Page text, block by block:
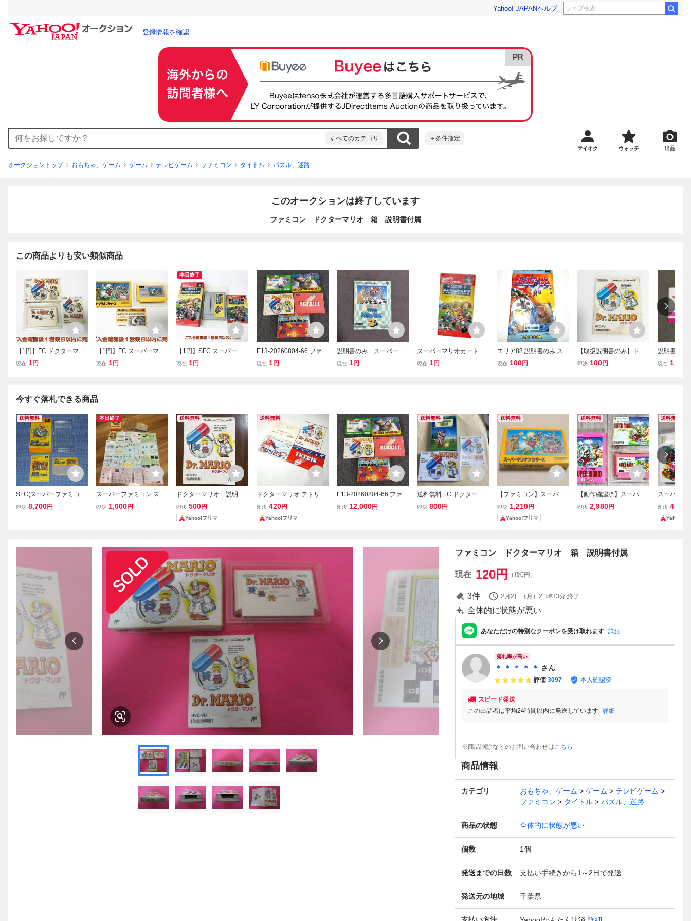
Yahoo! JAPANヘルプ
登録情報を確認
すべてのカテゴリ ＋条件指定
マイオク ウォッチ 出品
オークショントップ おもちゃ、ゲーム ゲーム テレビゲーム ファミコン タイトル パズル、迷路
このオークションは終了しています
ファミコン ドクターマリオ 箱 説明書付属
この商品よりも安い類似商品
【1円】FC ドクターマリ
オ ゲームソフト 箱/説明
現在 1円
【1円】FC スーパーマリ
オブラザーズ ファミリー
現在 1円
本日終了
【1円】SFC スーパーマ
リオカート ゲームソフト
現在 1円
E13-20260804-66 ファミ
コン ソフト 5本セット
現在 1円
説明書のみ スーパーマ
リオブラザーズ3 ファミ
現在 1円
スーパーマリオカート 箱
説明書つき スーファミ ス
現在 1円
エリア88 説明書のみ スー
パーファミコン SFC CAP
現在 100円
【取扱説明書のみ】ドク
ターマリオ 取扱説明書の
即決 100円
説明書の
ンド ファ
現在 1
今すぐ落札できる商品
送料無料
SFC(スーパーファミコン)
ソフト スーパーマリオワ
即決 8,700円
本日終了
スーパーファミコン スー
パーマリオコレクション
即決 1,000円
送料無料
ドクターマリオ 説明書
のみ ファミコン
即決 500円
Yahoo!フリマ
送料無料
ドクターマリオ テトリス
超人ウルトラベースボー
ル 説明書のみ マリオ フ
ァミコン FC 【同梱割
即決 420円
Yahoo!フリマ
E13-20260804-66 ファミ
コン ソフト 5本セット
即決 12,000円
送料無料
送料無料 FC ドクターマ
リオ 箱 説明書 マリオオ
即決 800円
送料無料
【ファミコン】スーパー
マリオブラザーズ 箱付き
※説明書なし
即決 1,210円
Yahoo!フリマ
送料無料
【動作確認済】スーパー
マリオUSA 箱・説明書・
即決 2,980円
送料無料
スーパーマ
パーファミ
説明書
即決 4,480
Yahoo!フ
ファミコン ドクターマリオ 箱 説明書付属
現在 120円 （税0円）
3件 2月2日（月）21時33分 終了
全体的に状態が悪い
あなただけの特別なクーポンを受け取れます 詳細
落札率が高い
＊ ＊ ＊ ＊ ＊ さん
評価 3097 本人確認済
スピード発送
この出品者は平均24時間以内に発送しています 詳細
※商品削除などのお問い合わせはこちら
商品情報
カテゴリ おもちゃ、ゲーム ゲーム
テレビゲーム
ファミコン
タイトル パズル、迷路
商品の状態 全体的に状態が悪い
個数 1個
発送までの日数 支払い手続きから1～2日で発送
発送元の地域 千葉県